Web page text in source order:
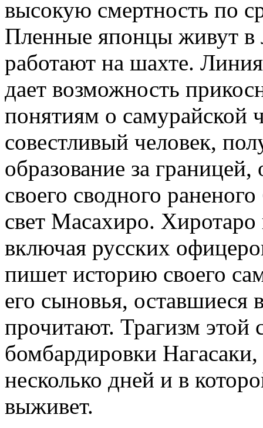
высокую смертность по
Пленные японцы живут в
работают на шахте.
дает возможность
понятиям о самурайской
совестливый человек,
образование за
своего сводного
свет Масахиро.
включая русских
пишет историю своего
его сыновья, оставшиеся
прочитают. Трагизм этой
бомбардировки Нагасаки,
несколько дней и в
выживет.